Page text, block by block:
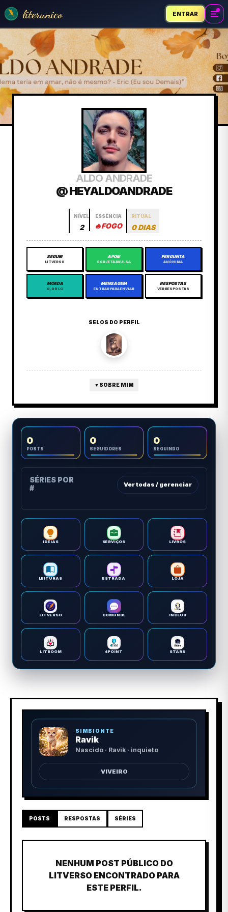
literunico ENTRAR
ALDO ANDRADE
@ HEYALDOANDRADE
NÍVEL
2
ESSÊNCIA
🔥FOGO
RITUAL
0 DIAS
SEGUIR
LITVERSO
APOIE
GORJETA AVULSA
PERGUNTA
ANÔNIMA
MOEDA
0,00 LC
MENSAGEM
ENTRAR PARA ENVIAR
RESPOSTAS
VER RESPOSTAS
SELOS DO PERFIL
▼ SOBRE MIM
0
POSTS
0
SEGUIDORES
0
SEGUINDO
SÉRIES POR
#
Ver todas / gerenciar
IDEIAS SERVIÇOS LIVROS
LEITURAS ESTRADA LOJA
LITVERSO COMUNIK INCLUB
LITBOOM 4POINT STARS
SIMBIONTE
Ravik
Nascido · Ravik · inquieto
VIVEIRO
POSTS RESPOSTAS SÉRIES
NENHUM POST PÚBLICO DO
LITVERSO ENCONTRADO PARA
ESTE PERFIL.